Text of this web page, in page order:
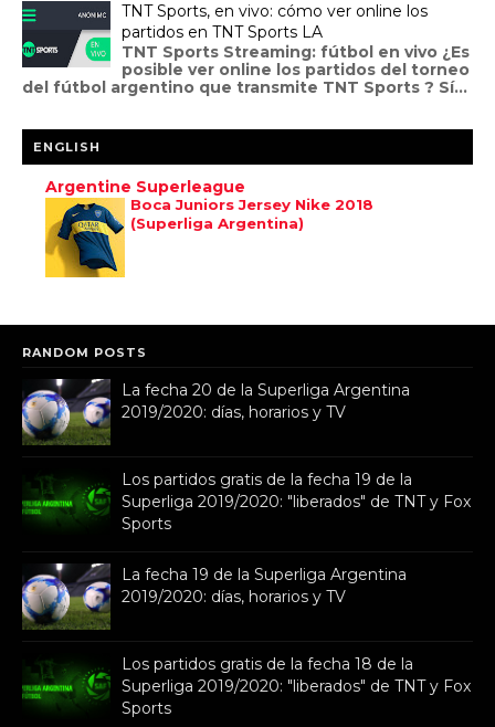
TNT Sports, en vivo: cómo ver online los
partidos en TNT Sports LA
TNT Sports Streaming: fútbol en vivo ¿Es
posible ver online los partidos del torneo
del fútbol argentino que transmite TNT Sports ? Sí...
ENGLISH
Argentine Superleague
Boca Juniors Jersey Nike 2018
(Superliga Argentina)
RANDOM POSTS
La fecha 20 de la Superliga Argentina
2019/2020: días, horarios y TV
Los partidos gratis de la fecha 19 de la
Superliga 2019/2020: "liberados" de TNT y Fox
Sports
La fecha 19 de la Superliga Argentina
2019/2020: días, horarios y TV
Los partidos gratis de la fecha 18 de la
Superliga 2019/2020: "liberados" de TNT y Fox
Sports